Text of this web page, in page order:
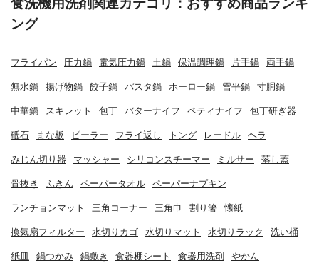
ング
フライパン 圧力鍋 電気圧力鍋 土鍋 保温調理鍋 片手鍋 両手鍋
無水鍋 揚げ物鍋 餃子鍋 パスタ鍋 ホーロー鍋 雪平鍋 寸胴鍋
中華鍋 スキレット 包丁 バターナイフ ペティナイフ 包丁研ぎ器
砥石 まな板 ピーラー フライ返し トング レードル ヘラ
みじん切り器 マッシャー シリコンスチーマー ミルサー 落し蓋
骨抜き ふきん ペーパータオル ペーパーナプキン
ランチョンマット 三角コーナー 三角巾 割り箸 懐紙
換気扇フィルター 水切りカゴ 水切りマット 水切りラック 洗い桶
紙皿 鍋つかみ 鍋敷き 食器棚シート 食器用洗剤 やかん